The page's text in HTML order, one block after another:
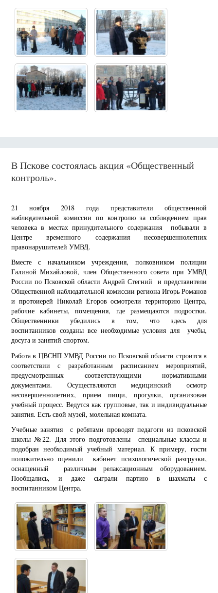
В Пскове состоялась акция «Общественный
контроль».
21 ноября 2018 года представители общественной
наблюдательной комиссии по контролю за соблюдением прав
человека в местах принудительного содержания побывали в
Центре временного содержания несовершеннолетних
правонарушителей УМВД.
Вместе с начальником учреждения, полковником полиции
Галиной Михайловой, член Общественного совета при УМВД
России по Псковской области Андрей Стегний и представители
Общественной наблюдательной комиссии региона Игорь Романов
и протоиерей Николай Егоров осмотрели территорию Центра,
рабочие кабинеты, помещения, где размещаются подростки.
Общественники убедились в том, что здесь для
воспитанников созданы все необходимые условия для учебы,
досуга и занятий спортом.
Работа в ЦВСНП УМВД России по Псковской области строится в
соответствии с разработанным расписанием мероприятий,
предусмотренных соответствующими нормативными
документами. Осуществляются медицинский осмотр
несовершеннолетних, прием пищи, прогулки, организован
учебный процесс. Ведутся как групповые, так и индивидуальные
занятия. Есть свой музей, молельная комната.
Учебные занятия с ребятами проводят педагоги из псковской
школы №22. Для этого подготовлены специальные классы и
подобран необходимый учебный материал. К примеру, гости
положительно оценили кабинет психологической разгрузки,
оснащенный различным релаксационным оборудованием.
Пообщались, и даже сыграли партию в шахматы с
воспитанником Центра.